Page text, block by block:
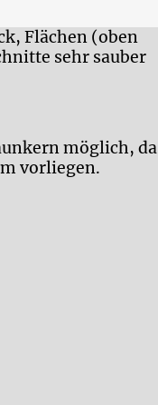
Flächen (oben
sehr sauber
möglich, da
vorliegen.